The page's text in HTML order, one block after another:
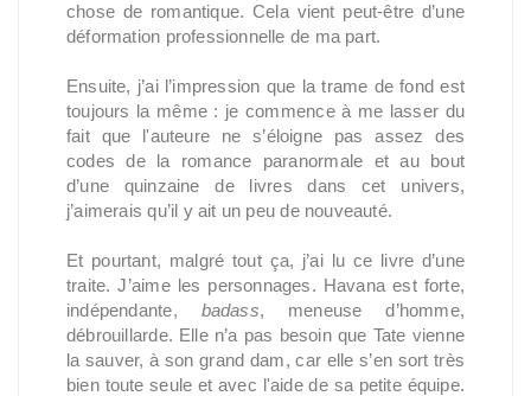
chose de romantique. Cela vient peut-être d’une
déformation professionnelle de ma part.
Ensuite, j’ai l’impression que la trame de fond est
toujours la même : je commence à me lasser du
fait que l'auteure ne s’éloigne pas assez des
codes de la romance paranormale et au bout
d’une quinzaine de livres dans cet univers,
j’aimerais qu’il y ait un peu de nouveauté.
Et pourtant, malgré tout ça, j’ai lu ce livre d’une
traite. J’aime les personnages. Havana est forte,
indépendante, badass, meneuse d’homme,
débrouillarde. Elle n’a pas besoin que Tate vienne
la sauver, à son grand dam, car elle s’en sort très
bien toute seule et avec l'aide de sa petite équipe.